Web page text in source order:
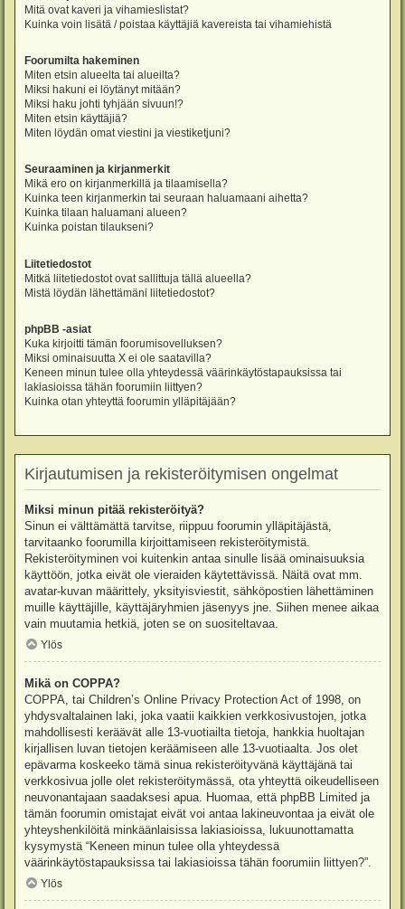
Mitä ovat kaveri ja vihamieslistat?
Kuinka voin lisätä / poistaa käyttäjiä kavereista tai vihamiehistä
Foorumilta hakeminen
Miten etsin alueelta tai alueilta?
Miksi hakuni ei löytänyt mitään?
Miksi haku johti tyhjään sivuun!?
Miten etsin käyttäjiä?
Miten löydän omat viestini ja viestiketjuni?
Seuraaminen ja kirjanmerkit
Mikä ero on kirjanmerkillä ja tilaamisella?
Kuinka teen kirjanmerkin tai seuraan haluamaani aihetta?
Kuinka tilaan haluamani alueen?
Kuinka poistan tilaukseni?
Liitetiedostot
Mitkä liitetiedostot ovat sallittuja tällä alueella?
Mistä löydän lähettämäni liitetiedostot?
phpBB -asiat
Kuka kirjoitti tämän foorumisovelluksen?
Miksi ominaisuutta X ei ole saatavilla?
Keneen minun tulee olla yhteydessä väärinkäytöstapauksissa tai
lakiasioissa tähän foorumiin liittyen?
Kuinka otan yhteyttä foorumin ylläpitäjään?
Kirjautumisen ja rekisteröitymisen ongelmat
Miksi minun pitää rekisteröityä?
Sinun ei välttämättä tarvitse, riippuu foorumin ylläpitäjästä,
tarvitaanko foorumilla kirjoittamiseen rekisteröitymistä.
Rekisteröityminen voi kuitenkin antaa sinulle lisää ominaisuuksia
käyttöön, jotka eivät ole vieraiden käytettävissä. Näitä ovat mm.
avatar-kuvan määrittely, yksityisviestit, sähköpostien lähettäminen
muille käyttäjille, käyttäjäryhmien jäsenyys jne. Siihen menee aikaa
vain muutamia hetkiä, joten se on suositeltavaa.
Ylös
Mikä on COPPA?
COPPA, tai Children’s Online Privacy Protection Act of 1998, on
yhdysvaltalainen laki, joka vaatii kaikkien verkkosivustojen, jotka
mahdollisesti keräävät alle 13-vuotiailta tietoja, hankkia huoltajan
kirjallisen luvan tietojen keräämiseen alle 13-vuotiaalta. Jos olet
epävarma koskeeko tämä sinua rekisteröityvänä käyttäjänä tai
verkkosivua jolle olet rekisteröitymässä, ota yhteyttä oikeudelliseen
neuvonantajaan saadaksesi apua. Huomaa, että phpBB Limited ja
tämän foorumin omistajat eivät voi antaa lakineuvontaa ja eivät ole
yhteyshenkilöitä minkäänlaisissa lakiasioissa, lukuunottamatta
kysymystä “Keneen minun tulee olla yhteydessä
väärinkäytöstapauksissa tai lakiasioissa tähän foorumiin liittyen?”.
Ylös